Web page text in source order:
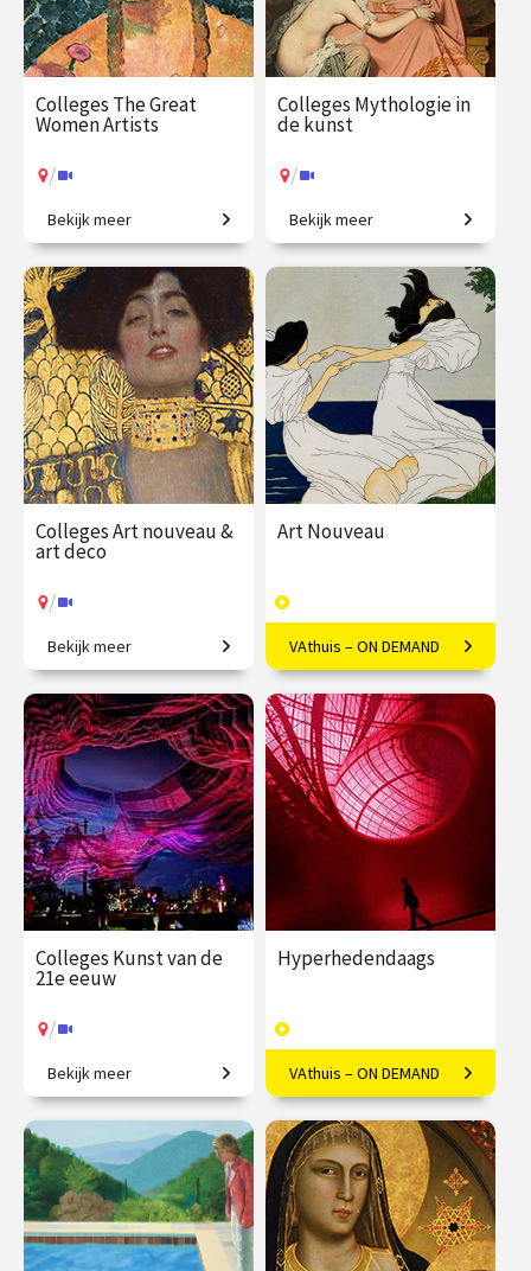
Colleges The Great
Women Artists
/
Vrouwen in de
kunstgeschiedenis, van
Judith Leyster tot Nan
Goldin.
€ 345.00
vanaf 21
sep.
/ Op locatie of online
Bekijk meer
Colleges Mythologie in
de kunst
/
Griekse en Romeinse goden
bewijzen hun
onsterfelijkheid.
€ 345.00
vanaf 22
sep.
/ Op locatie of online
Bekijk meer
Colleges Art nouveau &
art deco
/
Restyling van de wereld.
€ 345.00
vanaf 22
sep.
/ Op locatie of online
Bekijk meer
Art Nouveau
Vloeiende vernieuwing in
Europa
€ 169.00
40
afleveringen
Speeltijd 10 uur
VAthuis
VAthuis – ON DEMAND
Colleges Kunst van de
21e eeuw
/
Van penseelstreek tot pixel
€ 345.00
vanaf 25
jan.
/ Op locatie of online
Bekijk meer
Hyperhedendaags
Kunst in de eenentwintigste
eeuw
€ 169.00
40
afleveringen
Speeltijd 12 uur
VAthuis
VAthuis – ON DEMAND